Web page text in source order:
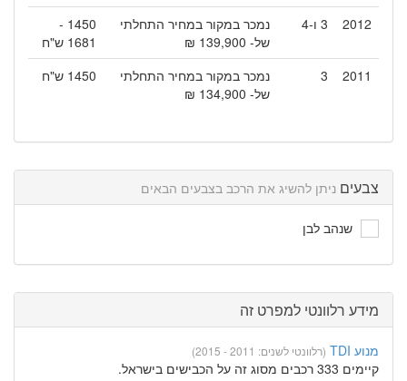
2012
3 ו-4
נמכר במקור במחיר התחלתי
של- 139,900 ₪
1450 -
1681 ש"ח
2011
3
נמכר במקור במחיר התחלתי
של- 134,900 ₪
1450 ש"ח
צבעים ניתן להשיג את הרכב בצבעים הבאים
שנהב לבן
מידע רלוונטי למפרט זה
מנוע TDI (רלוונטי לשנים: 2011 - 2015)
קיימים 333 רכבים מסוג זה על הכבישים בישראל.